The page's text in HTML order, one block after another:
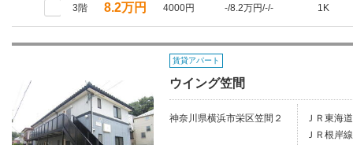
3階 8.2万円 4000円 -/8.2万円/-/- 1K
賃貸アパート
ウイング笠間
神奈川県横浜市栄区笠間２
ＪＲ東海
ＪＲ根岸